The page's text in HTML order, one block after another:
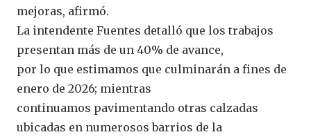
mejoras, afirmó.
La intendente Fuentes detalló que los trabajos
presentan más de un 40% de avance,
por lo que estimamos que culminarán a fines de
enero de 2026; mientras
continuamos pavimentando otras calzadas
ubicadas en numerosos barrios de la